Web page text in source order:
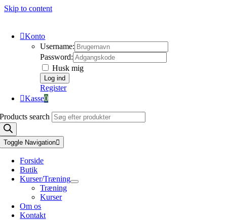
Skip to content
Konto
Username:
Password:
Husk mig
Register
Kasse0
Products search
Toggle Navigation
Forside
Butik
Kurser/Træning
Træning
Kurser
Om os
Kontakt